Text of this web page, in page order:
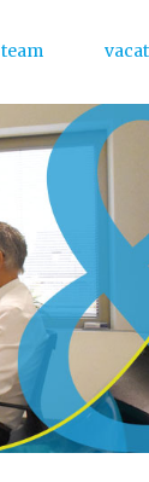
team